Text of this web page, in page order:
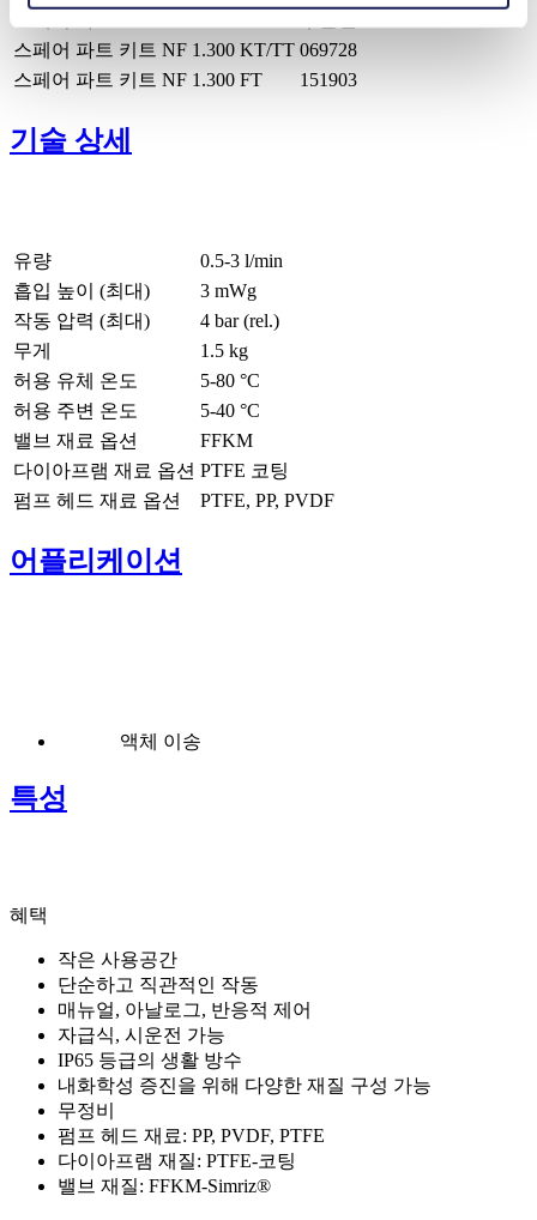
스페어 파트 키트 NF 1.300 KT/TT 069728
스페어 파트 키트 NF 1.300 FT
151903
기술 상세
유량
0.5-3 l/min
흡입 높이 (최대)
3 mWg
작동 압력 (최대)
4 bar (rel.)
무게
1.5 kg
허용 유체 온도
5-80 °C
허용 주변 온도
5-40 °C
밸브 재료 옵션
FFKM
다이아프램 재료 옵션 PTFE 코팅
펌프 헤드 재료 옵션
PTFE, PP, PVDF
어플리케이션
액체 이송
특성
혜택
작은 사용공간
단순하고 직관적인 작동
매뉴얼, 아날로그, 반응적 제어
자급식, 시운전 가능
IP65 등급의 생활 방수
내화학성 증진을 위해 다양한 재질 구성 가능
무정비
펌프 헤드 재료: PP, PVDF, PTFE
다이아프램 재질: PTFE-코팅
밸브 재질: FFKM-Simriz®